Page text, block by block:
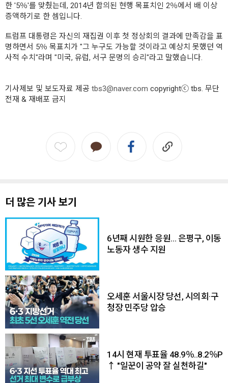
한 '5％'를 맞췄는데, 2014년 합의된 현행 목표치인 2％에서 배 이상
증액하기로 한 셈입니다.
트럼프 대통령은 자신의 재집권 이후 첫 정상회의 결과에 만족감을 표
명하면서 5％ 목표치가 "그 누구도 가능할 것이라고 예상치 못했던 역
사적 수치"라며 "미국, 유럽, 서구 문명의 승리"라고 말했습니다.
기사제보 및 보도자료 제공 tbs3@naver.com copyrightⓒ tbs. 무단
전재 & 재배포 금지
더 많은 기사 보기
6년째 시원한 응원… 은평구, 이동
노동자 생수 지원
오세훈 서울시장 당선, 시의회·구
청장 민주당 압승
14시 현재 투표율 48.9％..8.2％P
↑ "일꾼이 공약 잘 실천하길"